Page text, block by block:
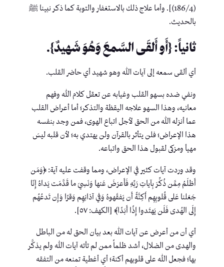
(186/4)]. وأما علاج ذلك بالاستغفار والتوبة كما ذكر نبينا ﷺ
بالحديث.
ثانياً: {أَو أَلقَى السَّمعَ وَهُوَ شَهيدٌ}.
أي ألقى سمعه إلى آيات الله وهو شهيد أي حاضر القلب.
ونفي ضده بسهو القلب وغيابه عن تعقل كلام الله وفهم
معانيه، وهذا السهو علاجه اليقظة والتذكر؛ أما أعراض القلب
عما أنزله الله من الحق لأجل اتباع الهوى، فمن وجد بنفسه
هذا الإعراض؛ فلن يتأثر بالقرآن ولن يهتدي به؛ لأن قلبه ليسَ
مهيأ ومزكى لقبول هذا الحق واتباعه.
وقد وردت آيات كثير في الإعراض، ومما وقفت عليه آية: ﴿وَمَن
أَظلَمُ مِمَّن ذُكِّرَ بِآياتِ رَبِّهِ فَأَعرَضَ عَنها وَنَسِيَ ما قَدَّمَت يَداهُ إِنّا
جَعَلنا عَلى قُلوبِهِم أَكِنَّةً أَن يَفقَهوهُ وَفي آذانِهِم وَقرًا وَإِن تَدعُهُم
إِلَى الهُدى فَلَن يَهتَدوا إِذًا أَبَدًا﴾ [الكهف: ٥٧].
أي أن من أعرض عن آيات الله بعد بيان الحق له من الباطل
والهدى من الضلال، أشد ظلماً ممن لم تأته آيات الله ولم يذكَّر
بها؛ فجعل الله على قلوبهم أكنة؛ أي أغطية تمنعه من التفقه